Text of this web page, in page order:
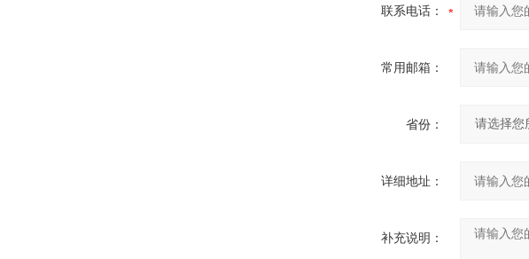
联系电话：
常用邮箱：
省份：
详细地址：
补充说明：